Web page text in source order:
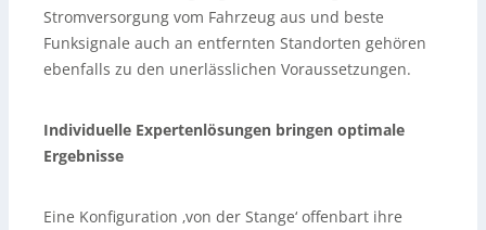
Stromversorgung vom Fahrzeug aus und beste
Funksignale auch an entfernten Standorten gehören
ebenfalls zu den unerlässlichen Voraussetzungen.
Individuelle Expertenlösungen bringen optimale
Ergebnisse
Eine Konfiguration ‚von der Stange‘ offenbart ihre